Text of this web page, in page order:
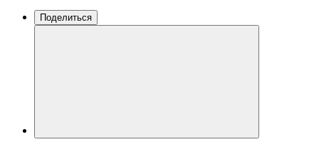
Поделиться